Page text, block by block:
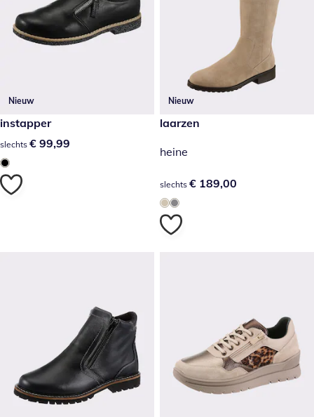
Nieuw
€ 99,99
instapper
€ 99,99
slechts € 99,99
Nieuw
€ 189,00
laarzen
heine
€ 189,00
slechts € 189,00